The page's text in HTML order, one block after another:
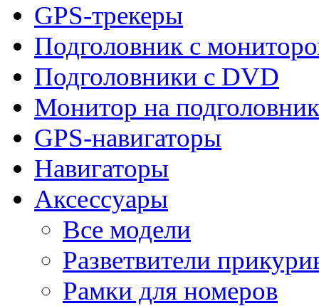
GPS-трекеры
Подголовник с
Подголовники с DVD
Монитор на подголовник
GPS-навигаторы
Навигаторы
Аксессуары
Все модели
Разветвители
Рамки для номеров